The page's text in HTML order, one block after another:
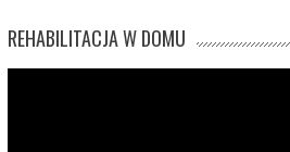
REHABILITACJA W DOMU